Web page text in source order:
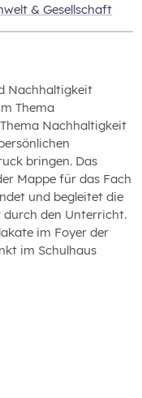
& Gesellschaft
Nachhaltigkeit
Thema
Nachhaltigkeit
bringen. Das
Mappe für das Fach
und begleitet die
durch den Unterricht.
im Foyer der
im Schulhaus